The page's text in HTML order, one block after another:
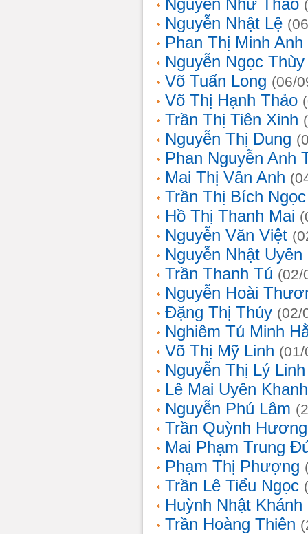
Nguyễn Như Thảo
Nguyễn Nhật Lệ
Phan Thị Minh Anh
Nguyễn Ngọc
Võ Tuấn Long (06/
Võ Thị Hạnh Thảo
Trần Thị Tiên Xinh
Nguyễn Thị Dung
Phan Nguyễn Anh
Mai Thị Vân Anh
Trần Thị Bích Ngọc
Hồ Thị Thanh Mai
Nguyễn Văn Việt
Nguyễn Nhật Uyên
Trần Thanh Tú (02/
Nguyễn Hoài
Đặng Thị Thúy (02/
Nghiêm Tú Minh
Võ Thị Mỹ Linh
Nguyễn Thị Lý Linh
Lê Mai Uyên Khanh
Nguyễn Phú Lâm
Trần Quỳnh Hương
Mai Phạm Trung
Phạm Thị Phượng
Trần Lê Tiểu Ngọc
Huỳnh Nhật Khánh
Trần Hoàng Thiên